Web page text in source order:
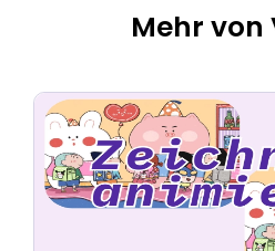
Mehr von